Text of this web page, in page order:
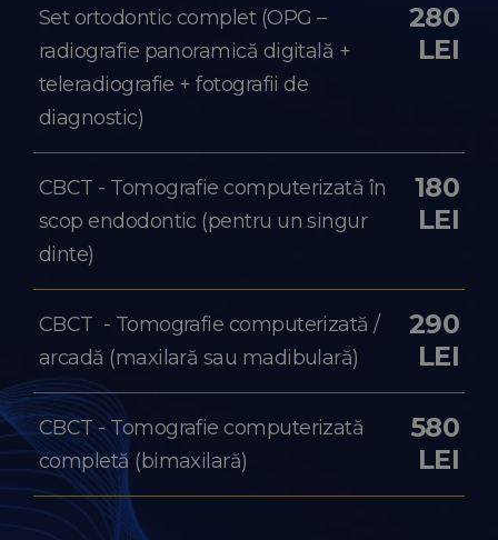
Set ortodontic complet (OPG –
radiografie panoramică digitală +
teleradiografie + fotografii de
diagnostic)
280
LEI
CBCT - Tomografie computerizată în
scop endodontic (pentru un singur
dinte)
180
LEI
CBCT - Tomografie computerizată /
arcadă (maxilară sau madibulară)
290
LEI
CBCT - Tomografie computerizată
completă (bimaxilară)
580
LEI